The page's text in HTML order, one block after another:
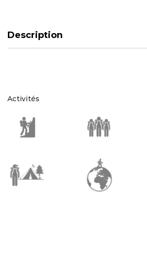
Description
Activités